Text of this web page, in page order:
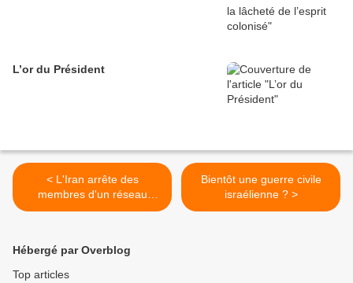
L’or du Président
< L'Iran arrête des
membres d'un réseau
"terroriste" lié au Mossad
Bientôt une guerre civile
israélienne ? >
Hébergé par Overblog
Top articles